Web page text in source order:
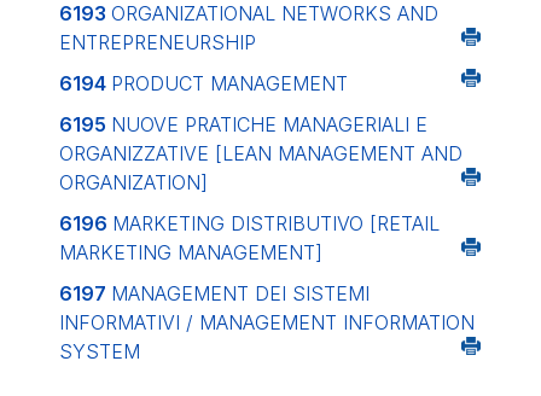
6193 ORGANIZATIONAL NETWORKS AND
ENTREPRENEURSHIP
6194 PRODUCT MANAGEMENT
6195 NUOVE PRATICHE MANAGERIALI E
ORGANIZZATIVE [LEAN MANAGEMENT AND
ORGANIZATION]
6196 MARKETING DISTRIBUTIVO [RETAIL
MARKETING MANAGEMENT]
6197 MANAGEMENT DEI SISTEMI
INFORMATIVI / MANAGEMENT INFORMATION
SYSTEM